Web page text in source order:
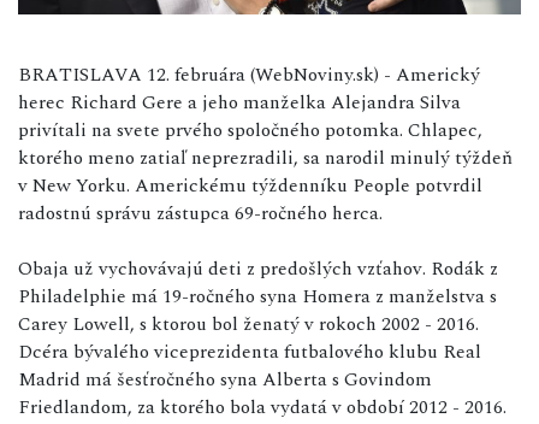
BRATISLAVA 12. februára (WebNoviny.sk) - Americký
herec Richard Gere a jeho manželka Alejandra Silva
privítali na svete prvého spoločného potomka. Chlapec,
ktorého meno zatiaľ neprezradili, sa narodil minulý týždeň
v New Yorku. Americkému týždenníku People potvrdil
radostnú správu zástupca 69-ročného herca.
Obaja už vychovávajú deti z predošlých vzťahov. Rodák z
Philadelphie má 19-ročného syna Homera z manželstva s
Carey Lowell, s ktorou bol ženatý v rokoch 2002 - 2016.
Dcéra bývalého viceprezidenta futbalového klubu Real
Madrid má šesťročného syna Alberta s Govindom
Friedlandom, za ktorého bola vydatá v období 2012 - 2016.